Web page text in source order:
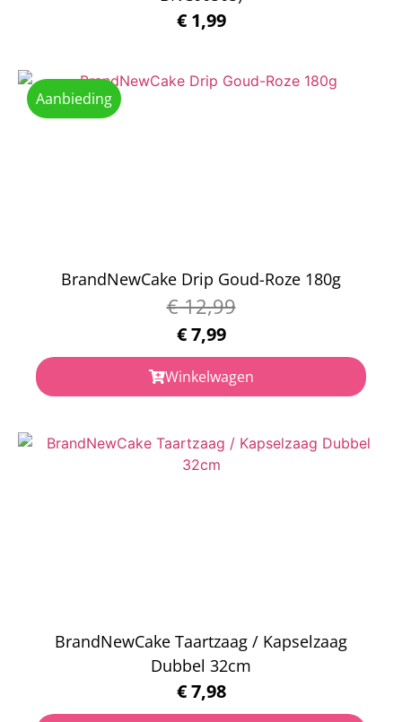
€1,99
Aanbieding
BrandNewCake Drip Goud-Roze 180g
€12,99
€7,99
Winkelwagen
BrandNewCake Taartzaag / Kapselzaag
Dubbel 32cm
€7,98